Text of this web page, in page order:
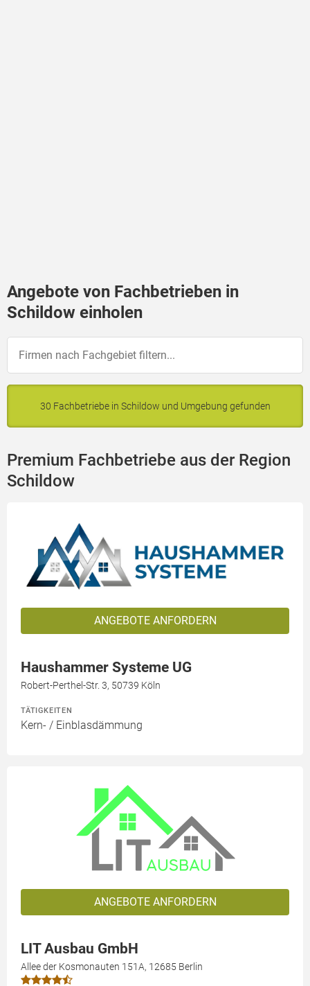
Angebote von Fachbetrieben in
Schildow einholen
30 Fachbetriebe in Schildow und Umgebung gefunden
Premium Fachbetriebe aus der Region
Schildow
ANGEBOTE ANFORDERN
Haushammer Systeme UG
Robert-Perthel-Str. 3, 50739 Köln
TÄTIGKEITEN
Kern- / Einblasdämmung
ANGEBOTE ANFORDERN
LIT Ausbau GmbH
Allee der Kosmonauten 151A, 12685 Berlin